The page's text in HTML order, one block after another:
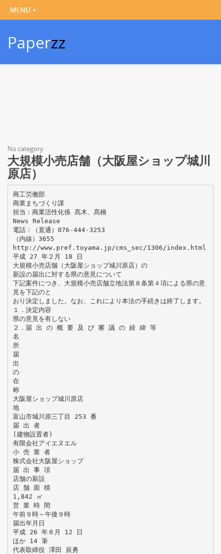
Paperzz
No category
大規模小売店舗（大阪屋ショップ城川
原店）
商工労働部
商業まちづくり課
担当：商業活性化係 髙木、髙橋
News Release
電話：（直通）076-444-3253
（内線）3655
http://www.pref.toyama.jp/cms_sec/1306/index.html
平成 27 年２月 18 日
大規模小売店舗（大阪屋ショップ城川原店）の
新設の届出に対する県の意見について
下記案件につき、大規模小売店舗立地法第８条第４項による県の意
見を下記のと
おり決定しました。なお、これにより本法の手続きは終了します。
１．決定内容
県の意見を有しない
２．届 出 の 概 要 及 び 審 議 の 経 緯 等
名
所
届
出
の
在
称
大阪屋ショップ城川原店
地
富山市城川原三丁目 253 番
届 出 者
(建物設置者)
有限会社アイエヌエル
小 売 業 者
株式会社大阪屋ショップ
届 出 事 項
店舗の新設
店 舗 面 積
1,842 ㎡
営 業 時 間
午前９時～午後９時
届出年月日
平成 26 年８月 12 日
ほか 14 筆
代表取締役 澤田 辰勇